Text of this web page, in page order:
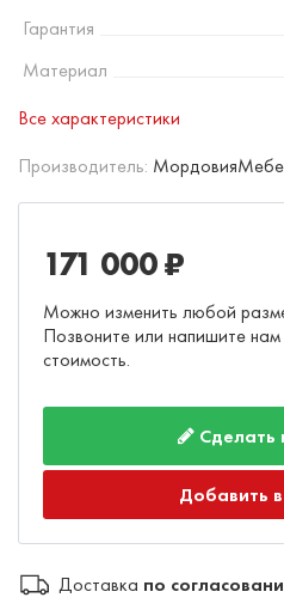
Гарантия
Материал
Все характеристики
Производитель:
171 000 ₽
Можно изменить любой
Позвоните или напишите
стоимость.
Сделать
Добавить
Доставка по